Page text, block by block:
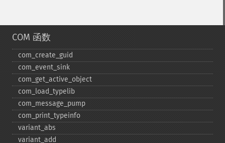
COM 函数
com_​create_​guid
com_​event_​sink
com_​get_​active_​object
com_​load_​typelib
com_​message_​pump
com_​print_​typeinfo
variant_​abs
variant_​add